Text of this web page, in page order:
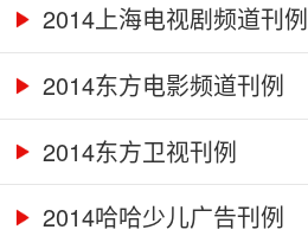
2014上海电视剧频道刊例
2014东方电影频道刊例
2014东方卫视刊例
2014哈哈少儿广告刊例